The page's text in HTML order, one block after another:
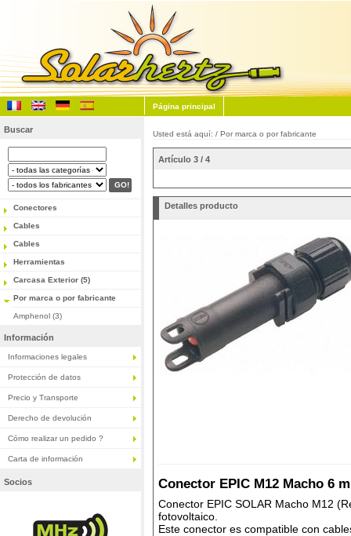
Página principal
Buscar
Conectores
Cables
Cables
Herramientas
Carcasa Exterior (5)
Por marca o por fabricante
Amphenol (3)
Información
Informaciones legales
Protección de datos
Precio y Transporte
Derecho de devolución
Cómo realizar un pedido ?
Carta de información
Socios
Usted está aquí: / Por marca o por fabricante
Artículo 3 / 4
Detalles producto
Conector EPIC M12 Macho 6
Conector EPIC SOLAR Macho M12
fotovoltaico.
Este conector es compatible con